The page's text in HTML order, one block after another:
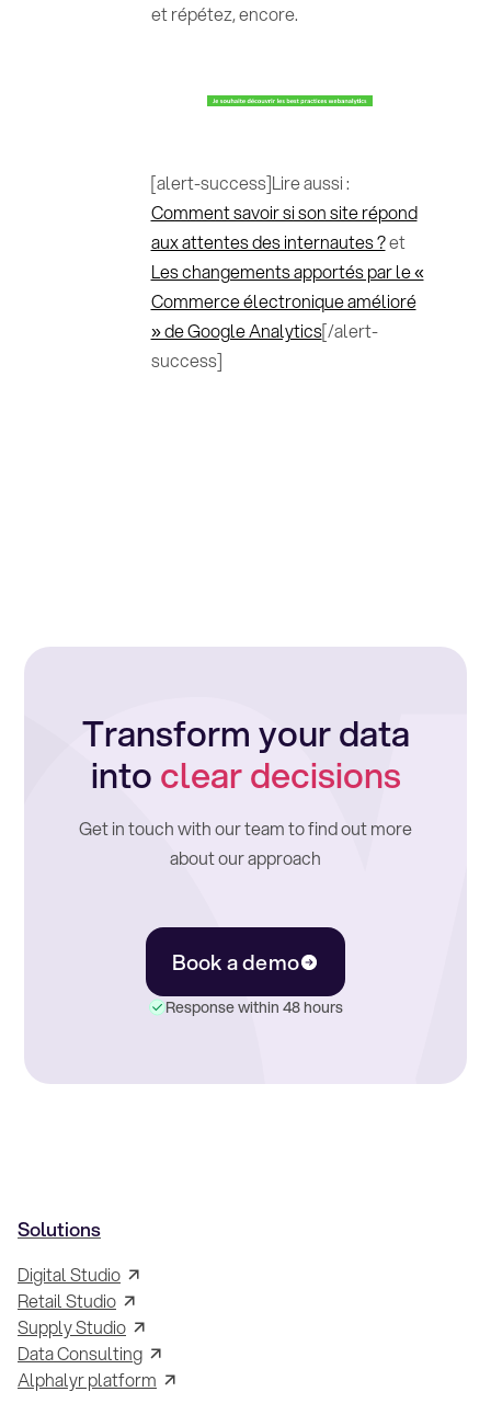
et répétez, encore.
[alert-success]Lire aussi :
Comment savoir si son site répond
aux attentes des internautes ?et
Les changements apportés par le «
Commerce électronique amélioré
» de Google Analytics[/alert-
success]
Transform your data
intoclear decisions
Get in touch with our team to find out more
about our approach
Book a demo
Response within 48 hours
Solutions
Digital Studio
Retail Studio
Supply Studio
Data Consulting
Alphalyr platform